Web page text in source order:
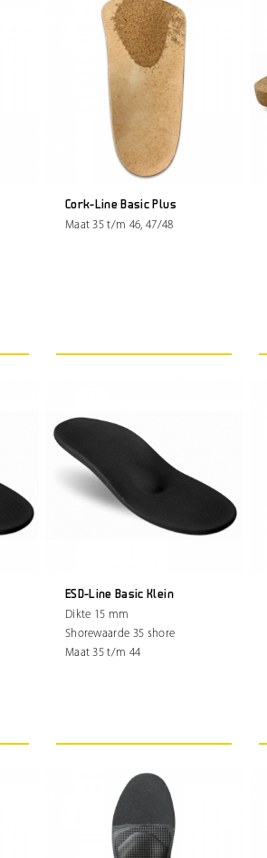
Cork-Line Basic Plus
Maat 35 t/m 46, 47/48
ESD-Line Basic Klein
Dikte 15 mm
Shorewaarde 35 shore
Maat 35 t/m 44